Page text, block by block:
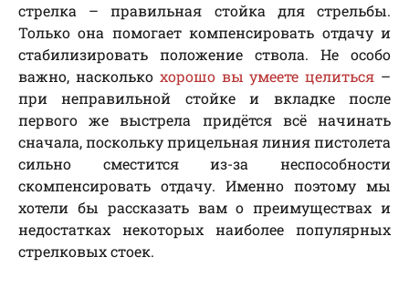
стрелка – правильная стойка для стрельбы.
Только она помогает компенсировать отдачу и
стабилизировать положение ствола. Не особо
важно, насколько хорошо вы умеете целиться –
при неправильной стойке и вкладке после
первого же выстрела придётся всё начинать
сначала, поскольку прицельная линия пистолета
сильно сместится из-за неспособности
скомпенсировать отдачу. Именно поэтому мы
хотели бы рассказать вам о преимуществах и
недостатках некоторых наиболее популярных
стрелковых стоек.